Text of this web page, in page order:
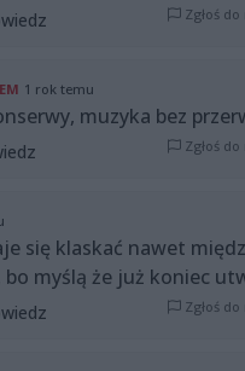
Zgłoś
1 rok temu
muzyka bez
Zgłoś
się klaskać nawet
bo myślą że już koniec
Zgłoś